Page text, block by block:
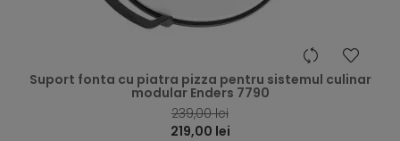
Suport fonta cu piatra pizza pentru sistemul culinar
modular Enders 7790
239,00 lei
219,00 lei